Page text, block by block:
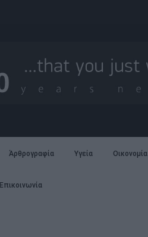
Άρθρογραφία Υγεία Οικονομία
Επικοινωνία